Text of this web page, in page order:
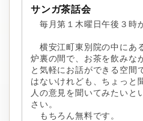
サンガ茶話会
毎月第１木曜日午後３時
横安江町東別院の中にあ
炉裏の間で、お茶を飲みな
と気軽にお話ができる空間
はないけれども、ちょっと
人の意見を聞いてみたいと
さい。
もちろん無料です。